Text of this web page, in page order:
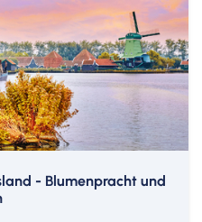
- Blumenpracht und